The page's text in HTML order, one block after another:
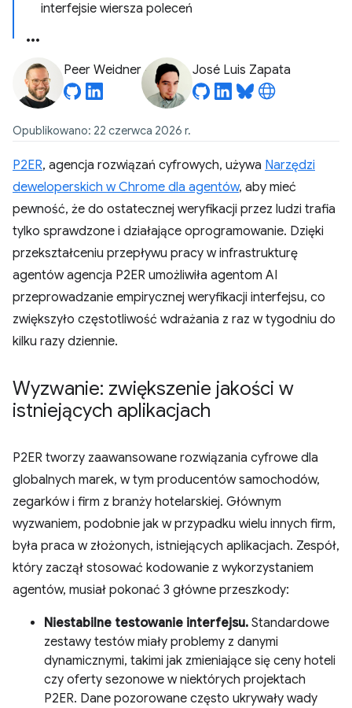
interfejsie wiersza poleceń
Peer Weidner José Luis Zapata
Opublikowano: 22 czerwca 2026 r.
P2ER, agencja rozwiązań cyfrowych, używa Narzędzi
deweloperskich w Chrome dla agentów, aby mieć
pewność, że do ostatecznej weryfikacji przez ludzi trafia
tylko sprawdzone i działające oprogramowanie. Dzięki
przekształceniu przepływu pracy w infrastrukturę
agentów agencja P2ER umożliwiła agentom AI
przeprowadzanie empirycznej weryfikacji interfejsu, co
zwiększyło częstotliwość wdrażania z raz w tygodniu do
kilku razy dziennie.
Wyzwanie: zwiększenie jakości w
istniejących aplikacjach
P2ER tworzy zaawansowane rozwiązania cyfrowe dla
globalnych marek, w tym producentów samochodów,
zegarków i firm z branży hotelarskiej. Głównym
wyzwaniem, podobnie jak w przypadku wielu innych firm,
była praca w złożonych, istniejących aplikacjach. Zespół,
który zaczął stosować kodowanie z wykorzystaniem
agentów, musiał pokonać 3 główne przeszkody:
Niestabilne testowanie interfejsu. Standardowe
zestawy testów miały problemy z danymi
dynamicznymi, takimi jak zmieniające się ceny hoteli
czy oferty sezonowe w niektórych projektach
P2ER. Dane pozorowane często ukrywały wady